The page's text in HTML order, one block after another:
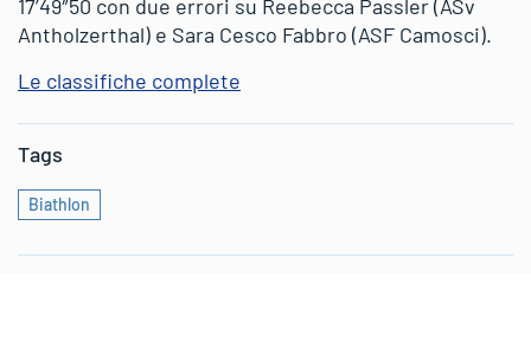
17’49″50 con due errori su Reebecca Passler (ASv
Antholzerthal) e Sara Cesco Fabbro (ASF Camosci).
Le classifiche complete
Tags
Biathlon